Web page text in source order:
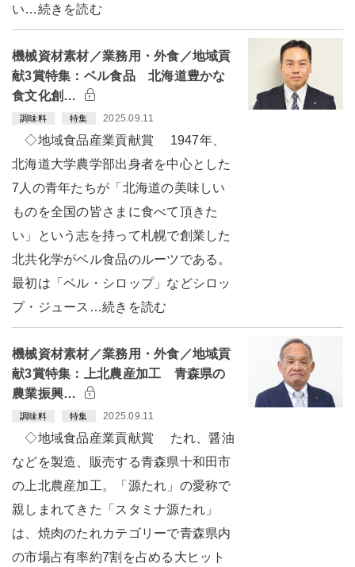
い…続きを読む
機械資材素材／業務用・外食／地域貢
献3賞特集：ベル食品 北海道豊かな
食文化創…
調味料 特集 2025.09.11
◇地域食品産業貢献賞 1947年、
北海道大学農学部出身者を中心とした
7人の青年たちが「北海道の美味しい
ものを全国の皆さまに食べて頂きた
い」という志を持って札幌で創業した
北共化学がベル食品のルーツである。
最初は「ベル・シロップ」などシロッ
プ・ジュース…続きを読む
機械資材素材／業務用・外食／地域貢
献3賞特集：上北農産加工 青森県の
農業振興…
調味料 特集 2025.09.11
◇地域食品産業貢献賞 たれ、醤油
などを製造、販売する青森県十和田市
の上北農産加工。「源たれ」の愛称で
親しまれてきた「スタミナ源たれ」
は、焼肉のたれカテゴリーで青森県内
の市場占有率約7割を占める大ヒット